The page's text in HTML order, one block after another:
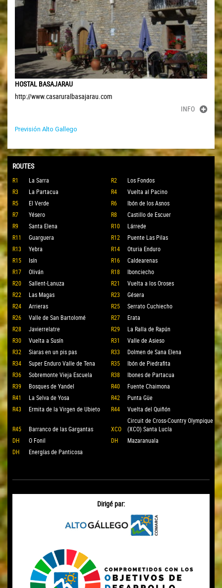
HOSTAL BASAJARAU
http://www.casaruralbasajarau.com
INFO
Previsión Alto Gallego
ROUTES
R1 La Sarra R2
Los Fondos
R3
La Partacua R4
Vuelta al Pacino
R5
El Verde R6
Ibón de los Asnos
R7
Yésero R8
Castillo de Escuer
R9
Santa Elena R10
Lárrede
R11
Guarguera R12
Puente Las Pilas
R13
Yebra R14
Oturia Enduro
R15
Isín R16
Caldearenas
R17
Oliván R18
Ibonciecho
R20
Sallent-Lanuza R21
Vuelta a los Oroses
R22
Las Magas R23
Gésera
R24
Arrieras R25
Serrato Cuchiecho
R26
Valle de San Bartolomé R27
Erata
R28
Javierrelatre R29
La Ralla de Rapún
R30
Vuelta a Susín R31
Valle de Asieso
R32
Siaras en un pis pas R33
Dolmen de Sana Elena
R34
Super Enduro Valle de Tena R35
Ibón de Piedrafita
R36
Sobremonte Vieja Escuela R38
Ibones de Partacua
R39
Bosques de Yandel R40
Fuente Chaimona
R41
La Selva de Yosa R42
Punta Güe
R43
Ermita de la Virgen de Ubieto R44 Vuelta del Quiñón
R45 Barranco de las Gargantas XCO
Circuit de Cross-Country Olympique
(XCO) Santa Lucía
DH
O Fonil DH
Mazaranuala
DH
Energías de Panticosa
Dirigé par: